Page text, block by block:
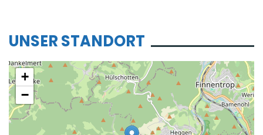
UNSER STANDORT
+
−